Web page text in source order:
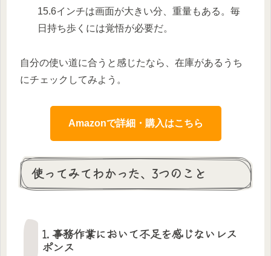
15.6インチは画面が大きい分、重量もある。毎
日持ち歩くには覚悟が必要だ。
自分の使い道に合うと感じたなら、在庫があるうち
にチェックしてみよう。
Amazonで詳細・購入はこちら
使ってみてわかった、3つのこと
1. 事務作業において不足を感じないレス
ポンス